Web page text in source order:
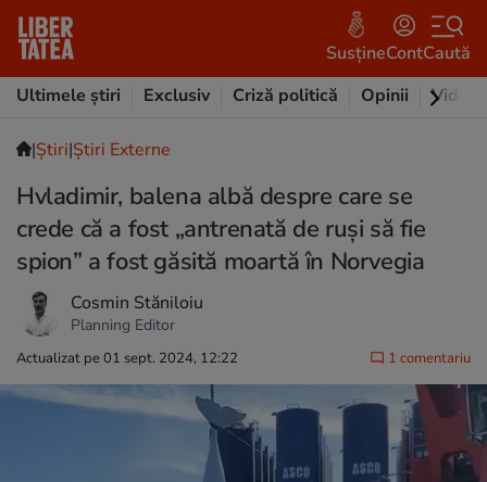
SusțineContCaută
Ultimele știri
Exclusiv Criză politică Opinii Video
|Ştiri|Știri Externe
Hvladimir, balena albă despre care se
crede că a fost „antrenată de ruși să fie
spion” a fost găsită moartă în Norvegia
Cosmin Stăniloiu
Planning Editor
Actualizat pe 01 sept. 2024, 12:22 1 comentariu